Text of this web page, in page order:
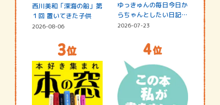
西川美和「深海の船」第
１回 置いてきた子供
2026-08-06
ゆっきゅんの毎日今日か
らちゃんとしたい日記
☆202…
2026-07-23